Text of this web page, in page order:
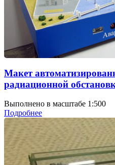
Макет
радиационной
Выполнено в масштабе 1:500
Подробнее